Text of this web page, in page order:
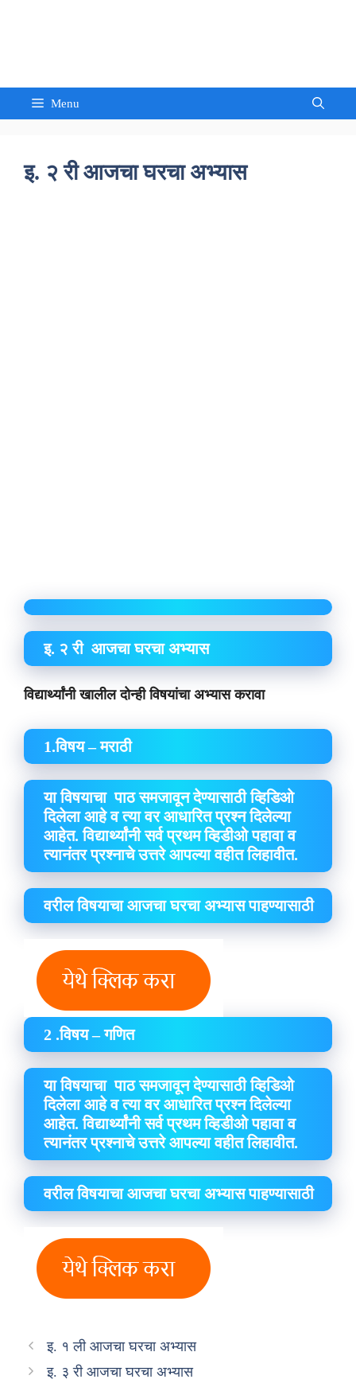
Menu
इ. २ री आजचा घरचा अभ्यास
इ. २ री आजचा घरचा अभ्यास
विद्यार्थ्यांनी खालील दोन्ही विषयांचा अभ्यास करावा
1.विषय – मराठी
या विषयाचा पाठ समजावून देण्यासाठी व्हिडिओ
दिलेला आहे व त्या वर आधारित प्रश्न दिलेल्या
आहेत. विद्यार्थ्यांनी सर्व प्रथम व्हिडीओ पहावा व
त्यानंतर प्रश्नाचे उत्तरे आपल्या वहीत लिहावीत.
वरील विषयाचा आजचा घरचा अभ्यास पाहण्यासाठी
2 .विषय – गणित
या विषयाचा पाठ समजावून देण्यासाठी व्हिडिओ
दिलेला आहे व त्या वर आधारित प्रश्न दिलेल्या
आहेत. विद्यार्थ्यांनी सर्व प्रथम व्हिडीओ पहावा व
त्यानंतर प्रश्नाचे उत्तरे आपल्या वहीत लिहावीत.
वरील विषयाचा आजचा घरचा अभ्यास पाहण्यासाठी
इ. १ ली आजचा घरचा अभ्यास
इ. ३ री आजचा घरचा अभ्यास